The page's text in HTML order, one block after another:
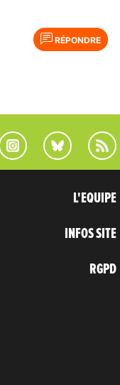
RÉPONDRE
L'EQUIPE
INFOS SITE
RGPD